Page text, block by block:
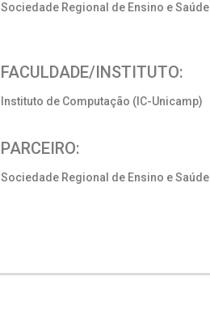
Sociedade Regional de Ensino e Saúde
FACULDADE/INSTITUTO:
Instituto de Computação (IC-Unicamp)
PARCEIRO:
Sociedade Regional de Ensino e Saúde